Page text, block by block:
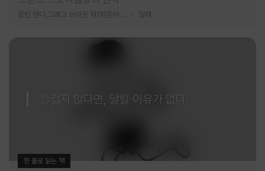
알레
즐겁지 않다면, 달릴 이유가 없다
한 줄로 읽는 책